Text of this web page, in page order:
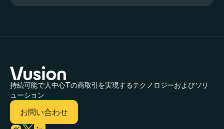
持続可能で人中心Tの商取引を実現するテクノロジーおよびソリ
ューション
お問い合わせ